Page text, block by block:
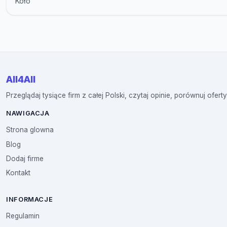
All4All
Przeglądaj tysiące firm z całej Polski, czytaj opinie, porównuj
NAWIGACJA
Strona glowna
Blog
Dodaj firme
Kontakt
INFORMACJE
Regulamin